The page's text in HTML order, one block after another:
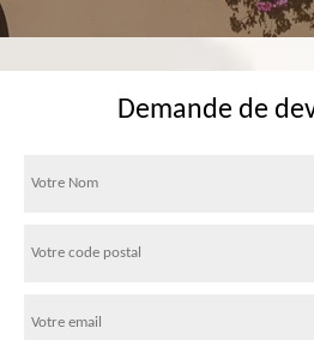
Demande de